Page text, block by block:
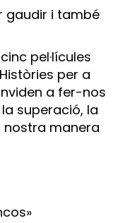
gaudir i també
pel·lícules
per a
a fer-nos
superació, la
nostra manera